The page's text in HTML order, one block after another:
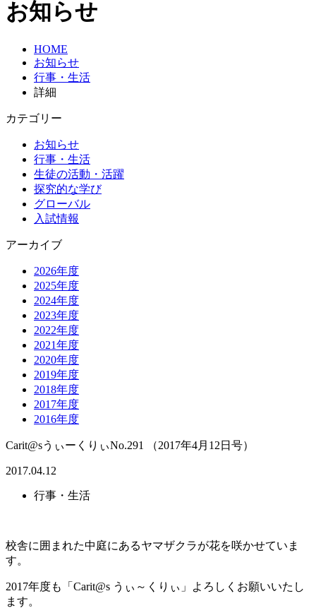
お知らせ
HOME
お知らせ
行事・生活
詳細
カテゴリー
お知らせ
行事・生活
生徒の活動・活躍
探究的な学び
グローバル
入試情報
アーカイブ
2026年度
2025年度
2024年度
2023年度
2022年度
2021年度
2020年度
2019年度
2018年度
2017年度
2016年度
Carit@sうぃーくりぃNo.291 （2017年4月12日号）
2017.04.12
行事・生活
校舎に囲まれた中庭にあるヤマザクラが花を咲かせていま
す。
2017年度も「Carit@s うぃ～くりぃ」よろしくお願いいたし
ます。